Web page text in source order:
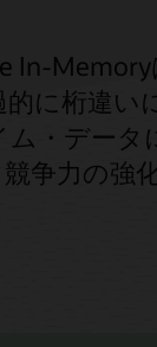
In-
に桁違い
・データ
争力の強